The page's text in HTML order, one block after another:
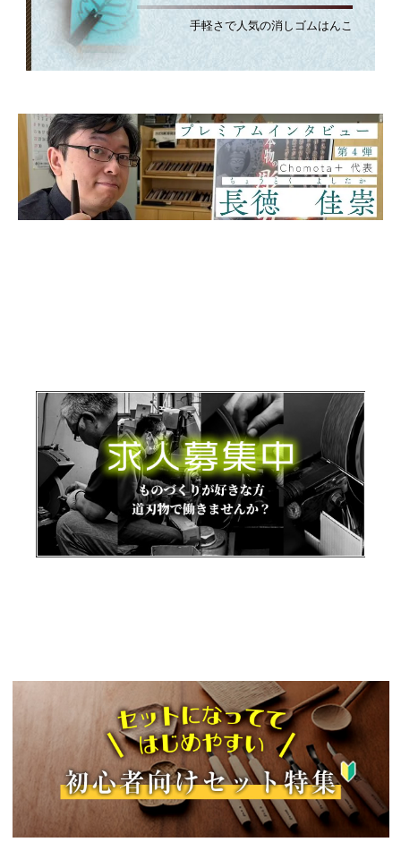
手軽さで人気の消しゴムはんこ